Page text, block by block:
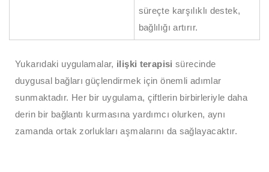
süreçte karşılıklı destek,
bağlılığı artırır.
Yukarıdaki uygulamalar, ilişki terapisi sürecinde
duygusal bağları güçlendirmek için önemli adımlar
sunmaktadır. Her bir uygulama, çiftlerin birbirleriyle daha
derin bir bağlantı kurmasına yardımcı olurken, aynı
zamanda ortak zorlukları aşmalarını da sağlayacaktır.